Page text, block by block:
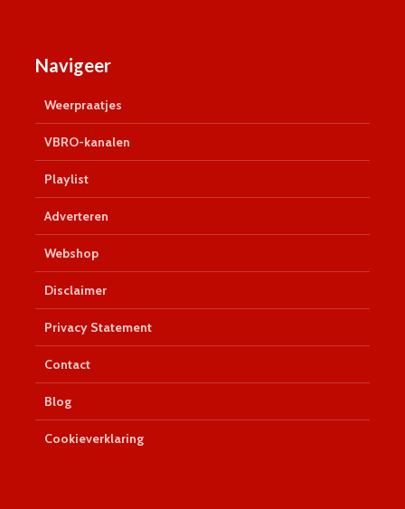
Navigeer
Weerpraatjes
VBRO-kanalen
Playlist
Adverteren
Webshop
Disclaimer
Privacy Statement
Contact
Blog
Cookieverklaring